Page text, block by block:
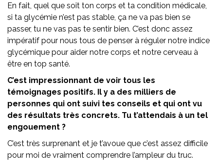
En fait, quel que soit ton corps et ta condition médicale,
si ta glycémie n’est pas stable, ça ne va pas bien se
passer, tu ne vas pas te sentir bien. C’est donc assez
impératif pour nous tous de penser à réguler notre indice
glycémique pour aider notre corps et notre cerveau à
être en top santé.
C’est impressionnant de voir tous les
témoignages positifs. Il y a des milliers de
personnes qui ont suivi tes conseils et qui ont vu
des résultats très concrets. Tu t’attendais à un tel
engouement ?
C’est très surprenant et je t’avoue que c’est assez difficile
pour moi de vraiment comprendre l’ampleur du truc.